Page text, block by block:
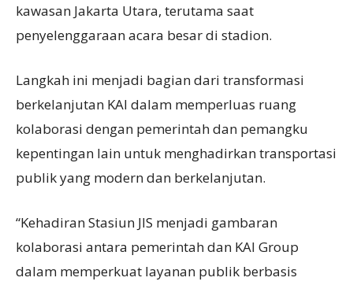
kawasan Jakarta Utara, terutama saat
penyelenggaraan acara besar di stadion.
Langkah ini menjadi bagian dari transformasi
berkelanjutan KAI dalam memperluas ruang
kolaborasi dengan pemerintah dan pemangku
kepentingan lain untuk menghadirkan transportasi
publik yang modern dan berkelanjutan.
“Kehadiran Stasiun JIS menjadi gambaran
kolaborasi antara pemerintah dan KAI Group
dalam memperkuat layanan publik berbasis